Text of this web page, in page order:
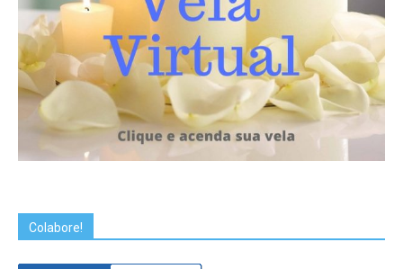
Colabore!